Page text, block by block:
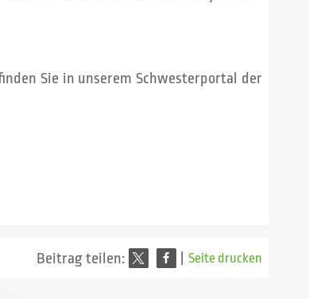
Sie in unserem Schwesterportal der
Beitrag teilen: Seite drucken